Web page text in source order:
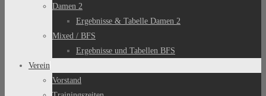
Damen 2
Ergebnisse & Tabelle Damen 2
Mixed / BFS
Ergebnisse und Tabellen BFS
Verein
Vorstand